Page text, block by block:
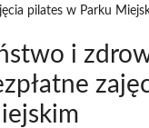
pilates w Parku
i